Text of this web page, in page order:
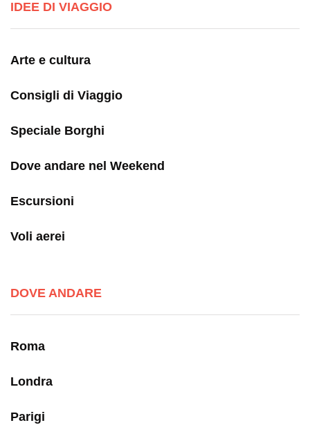
IDEE DI VIAGGIO
Arte e cultura
Consigli di Viaggio
Speciale Borghi
Dove andare nel Weekend
Escursioni
Voli aerei
DOVE ANDARE
Roma
Londra
Parigi